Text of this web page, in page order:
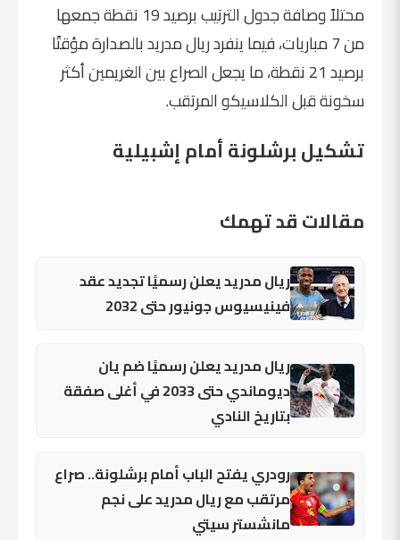
محتلاً وصافة جدول الترتيب برصيد 19 نقطة جمعها
من 7 مباريات، فيما ينفرد ريال مدريد بالصدارة مؤقتًا
برصيد 21 نقطة، ما يجعل الصراع بين الغريمين أكثر
سخونة قبل الكلاسيكو المرتقب.
تشكيل برشلونة أمام إشبيلية
مقالات قد تهمك
ريال مدريد يعلن رسميًا تجديد عقد
فينيسيوس جونيور حتى 2032
ريال مدريد يعلن رسميًا ضم يان
ديوماندي حتى 2033 في أغلى صفقة
بتاريخ النادي
رودري يفتح الباب أمام برشلونة.. صراع
مرتقب مع ريال مدريد على نجم
مانشستر سيتي